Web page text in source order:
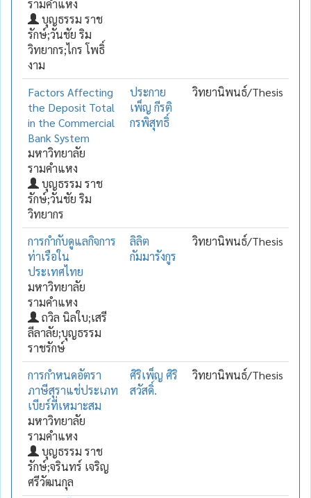
รามคำแหง
บุญธรรม ราช
รักษ์;วันชัย ริม
วิทยากร;ไกร โพธิ์
งาม
Factors Affecting
the Deposit Total
in the Commercial
Bank System
มหาวิทยาลัย
รามคำแหง
บุญธรรม ราช
รักษ์;วันชัย ริม
วิทยากร
ประกาย
เพ็ญ กีรติ
กรพิสุทธิ์
วิทยานิพนธ์/Thesis
การกำกับดูแลกิจการ
ท่าเรือใน
ประเทศไทย
มหาวิทยาลัย
รามคำแหง
ถวิล นิลใบ;เสรี
ลีลาลัย;บุญธรรม
ราชรักษ์
ลิลิต
กัมมารังกูร
วิทยานิพนธ์/Thesis
การกำหนดอัตรา
ภาษีสุราแช่ประเภท
เบียร์ที่เหมาะสม
มหาวิทยาลัย
รามคำแหง
บุญธรรม ราช
รักษ์;จรินทร์ เจริญ
ศรีวัฒนกุล
ศิริเพ็ญ ศิริ
สวัสดิ์.
วิทยานิพนธ์/Thesis